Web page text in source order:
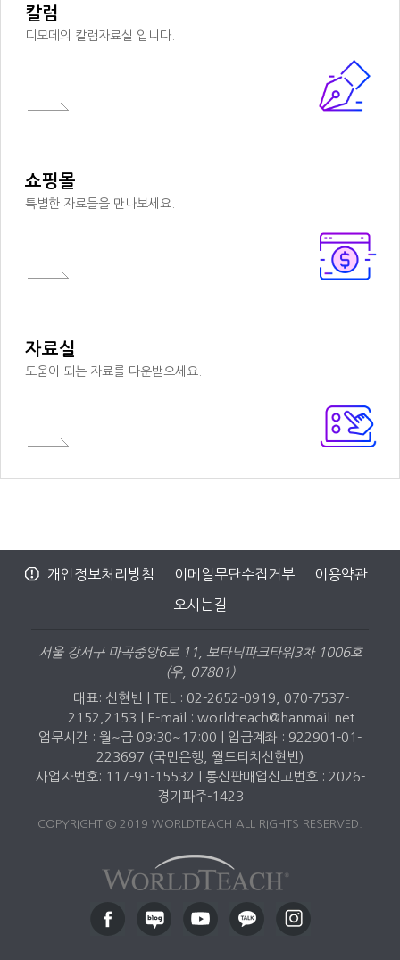
칼럼
디모데의 칼럼자료실 입니다.
쇼핑몰
특별한 자료들을 만나보세요.
자료실
도움이 되는 자료를 다운받으세요.
개인정보처리방침 이메일무단수집거부 이용약관
오시는길
서울 강서구 마곡중앙6로 11, 보타닉파크타워3차 1006호
(우, 07801)
대표: 신현빈 | TEL : 02-2652-0919, 070-7537-
2152,2153 |
E-mail : worldteach@hanmail.net
업무시간 : 월~금 09:30~17:00 | 입금계좌 : 922901-01-
223697 (국민은행, 월드티치신현빈)
사업자번호: 117-91-15532 | 통신판매업신고번호 : 2026-
경기파주-1423
COPYRIGHT © 2019 WORLDTEACH ALL RIGHTS RESERVED.